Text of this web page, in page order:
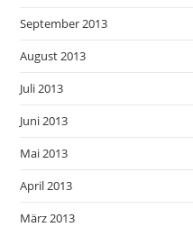
September 2013
August 2013
Juli 2013
Juni 2013
Mai 2013
April 2013
März 2013